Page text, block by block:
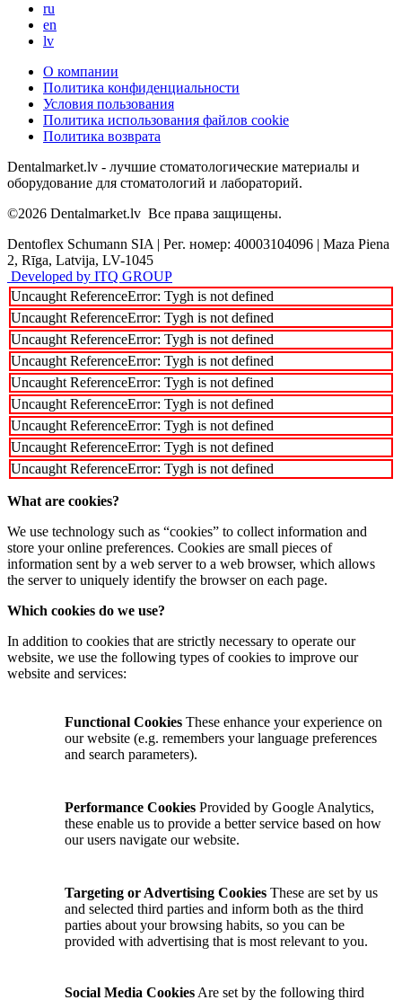
ru
en
lv
О компании
Политика конфиденциальности
Условия пользования
Политика использования файлов cookie
Политика возврата
Dentalmarket.lv - лучшие стоматологические материалы и
оборудование для стоматологий и лабораторий.
©2026 Dentalmarket.lv Все права защищены.
Dentoflex Schumann SIA | Рег. номер: 40003104096 | Maza Piena
2, Rīga, Latvija, LV-1045
Developed by ITQ GROUP
Uncaught ReferenceError: Tygh is not defined
Uncaught ReferenceError: Tygh is not defined
Uncaught ReferenceError: Tygh is not defined
Uncaught ReferenceError: Tygh is not defined
Uncaught ReferenceError: Tygh is not defined
Uncaught ReferenceError: Tygh is not defined
Uncaught ReferenceError: Tygh is not defined
Uncaught ReferenceError: Tygh is not defined
Uncaught ReferenceError: Tygh is not defined
What are cookies?
We use technology such as “cookies” to collect information and
store your online preferences. Cookies are small pieces of
information sent by a web server to a web browser, which allows
the server to uniquely identify the browser on each page.
Which cookies do we use?
In addition to cookies that are strictly necessary to operate our
website, we use the following types of cookies to improve our
website and services:
Functional Cookies These enhance your experience on
our website (e.g. remembers your language preferences
and search parameters).
Performance Cookies Provided by Google Analytics,
these enable us to provide a better service based on how
our users navigate our website.
Targeting or Advertising Cookies These are set by us
and selected third parties and inform both as the third
parties about your browsing habits, so you can be
provided with advertising that is most relevant to you.
Social Media Cookies Are set by the following third